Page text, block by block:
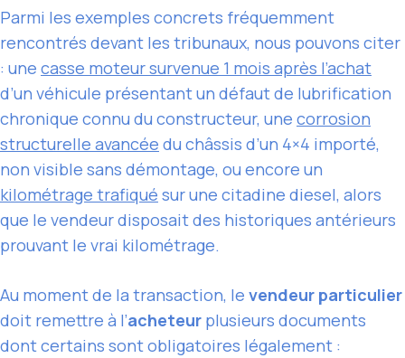
Parmi les exemples concrets fréquemment
rencontrés devant les tribunaux, nous pouvons citer
: une casse moteur survenue 1 mois après l’achat
d’un véhicule présentant un défaut de lubrification
chronique connu du constructeur, une corrosion
structurelle avancée du châssis d’un 4×4 importé,
non visible sans démontage, ou encore un
kilométrage trafiqué sur une citadine diesel, alors
que le vendeur disposait des historiques antérieurs
prouvant le vrai kilométrage.
Au moment de la transaction, le vendeur particulier
doit remettre à l’acheteur plusieurs documents
dont certains sont obligatoires légalement :